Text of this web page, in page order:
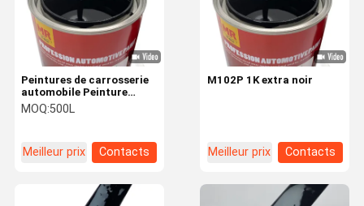
Peintures de carrosserie
automobile Peinture
noire 1k pour voiture
MOQ:500L
Meilleur prix Contacts
M102P 1K extra noir
Meilleur prix Contacts